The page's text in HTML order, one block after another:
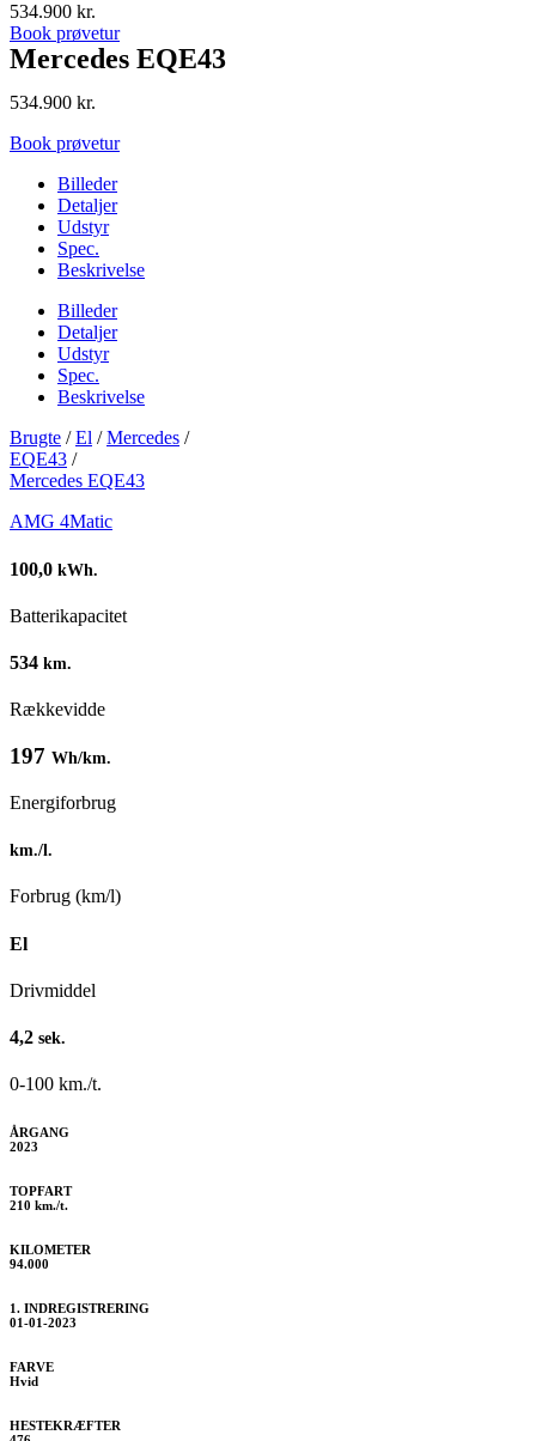
534.900 kr.
Book prøvetur
Mercedes EQE43
534.900 kr.
Book prøvetur
Billeder
Detaljer
Udstyr
Spec.
Beskrivelse
Billeder
Detaljer
Udstyr
Spec.
Beskrivelse
Brugte / El / Mercedes /
EQE43 /
Mercedes EQE43
AMG 4Matic
100,0 kWh.
Batterikapacitet
534 km.
Rækkevidde
197 Wh/km.
Energiforbrug
km./l.
Forbrug (km/l)
El
Drivmiddel
4,2 sek.
0-100 km./t.
ÅRGANG
2023
TOPFART
210 km./t.
KILOMETER
94.000
1. INDREGISTRERING
01-01-2023
FARVE
Hvid
HESTEKRÆFTER